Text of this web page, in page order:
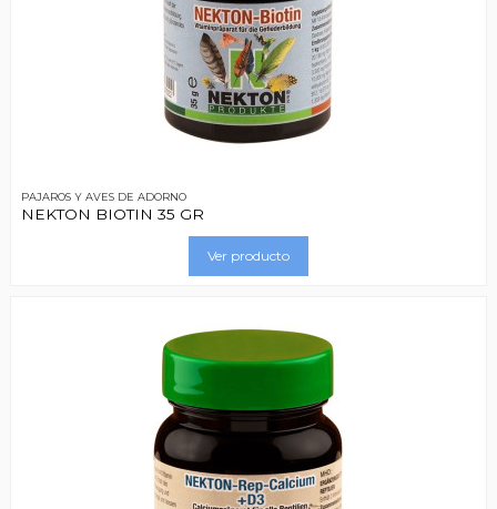
PAJAROS Y AVES DE ADORNO
NEKTON BIOTIN 35 GR
Ver producto